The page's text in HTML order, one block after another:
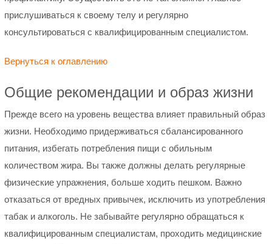
прислушиваться к своему телу и регулярно
консультироваться с квалифицированным специалистом.
Вернуться к оглавлению
Общие рекомендации и образ жизни
Прежде всего на уровень вещества влияет правильный образ
жизни. Необходимо придерживаться сбалансированного
питания, избегать потребления пищи с обильным
количеством жира. Вы также должны делать регулярные
физические упражнения, больше ходить пешком. Важно
отказаться от вредных привычек, исключить из употребления
табак и алкоголь. Не забывайте регулярно обращаться к
квалифицированным специалистам, проходить медицинские